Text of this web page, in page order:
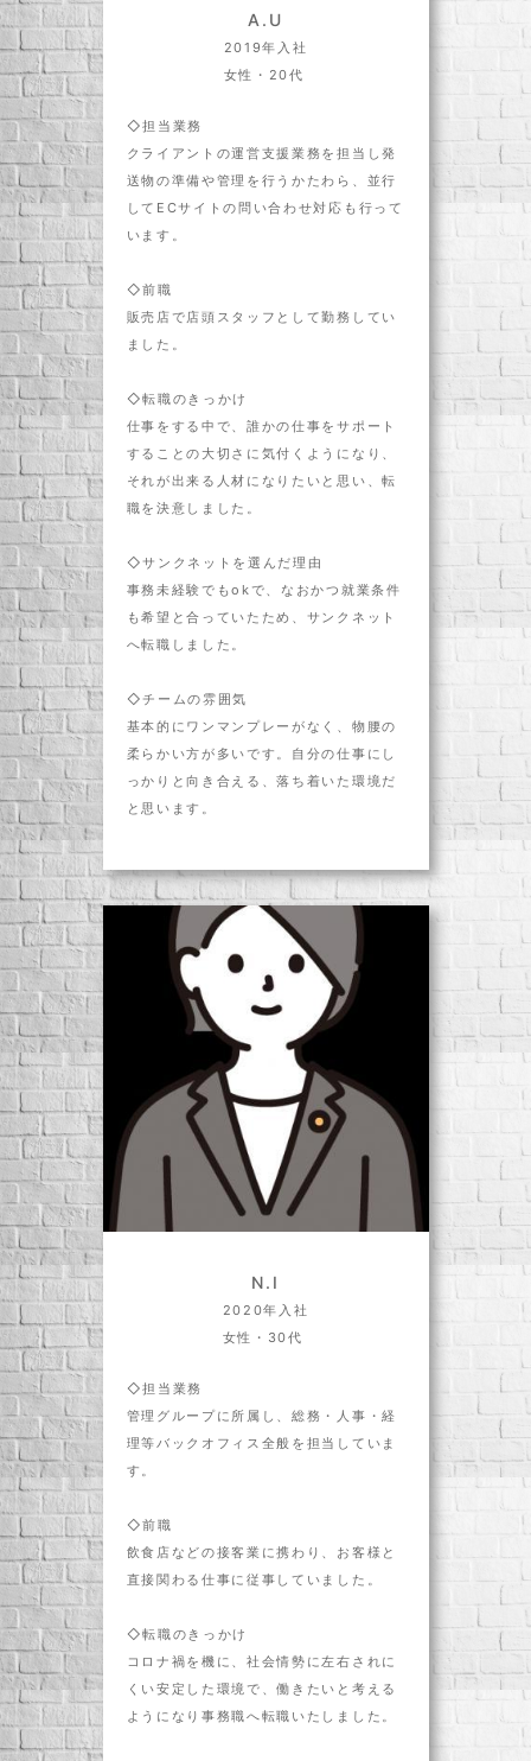
A.U
2019年入社
女性・20代
◇担当業務
クライアントの運営支援業務を担当し発
送物の準備や管理を行うかたわら、並行
してECサイトの問い合わせ対応も行って
います。
◇前職
販売店で店頭スタッフとして勤務してい
ました。
◇転職のきっかけ
仕事をする中で、誰かの仕事をサポート
することの大切さに気付くようになり、
それが出来る人材になりたいと思い、転
職を決意しました。
◇サンクネットを選んだ理由
事務未経験でもokで、なおかつ就業条件
も希望と合っていたため、サンクネット
へ転職しました。
◇チームの雰囲気
基本的にワンマンプレーがなく、物腰の
柔らかい方が多いです。自分の仕事にし
っかりと向き合える、落ち着いた環境だ
と思います。
N.I
2020年入社
女性・30代
◇担当業務
管理グループに所属し、総務・人事・経
理等バックオフィス全般を担当していま
す。
◇前職
飲食店などの接客業に携わり、お客様と
直接関わる仕事に従事していました。
◇転職のきっかけ
コロナ禍を機に、社会情勢に左右されに
くい安定した環境で、働きたいと考える
ようになり事務職へ転職いたしました。